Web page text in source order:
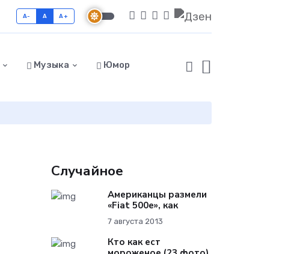
A- A A+
Музыка Юмор
Случайное
Американцы размели
«Fiat 500e», как
7 августа 2013
Кто как ест